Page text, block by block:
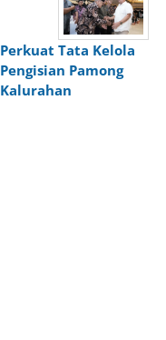
Perkuat Tata Kelola
Pengisian Pamong
Kalurahan